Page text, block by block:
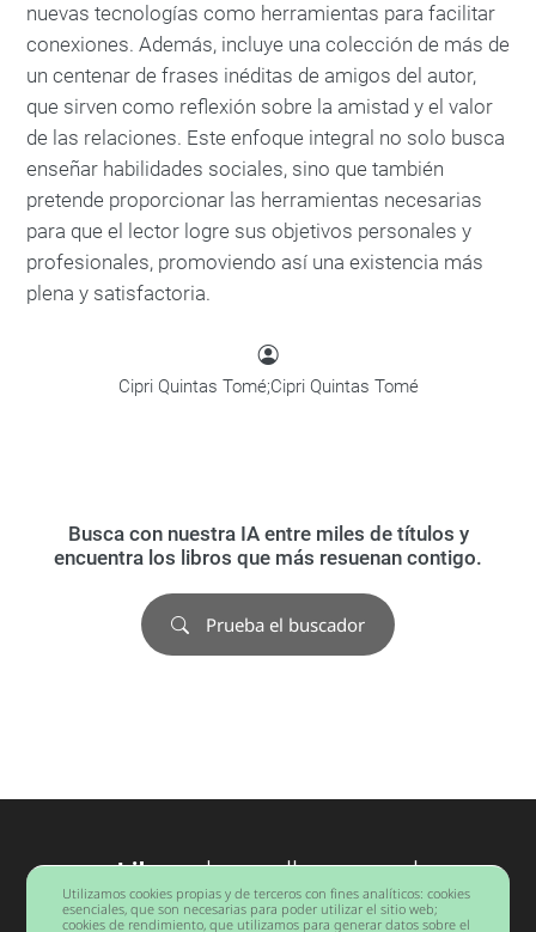
nuevas tecnologías como herramientas para facilitar
conexiones. Además, incluye una colección de más de
un centenar de frases inéditas de amigos del autor,
que sirven como reflexión sobre la amistad y el valor
de las relaciones. Este enfoque integral no solo busca
enseñar habilidades sociales, sino que también
pretende proporcionar las herramientas necesarias
para que el lector logre sus objetivos personales y
profesionales, promoviendo así una existencia más
plena y satisfactoria.
Cipri Quintas Tomé;Cipri Quintas Tomé
Busca con nuestra IA entre miles de títulos y
encuentra los libros que más resuenan contigo.
Prueba el buscador
Librosdesarrollo personal
Barcelona
Utilizamos cookies propias y de terceros con fines analíticos: cookies
esenciales, que son necesarias para poder utilizar el sitio web;
cookies de rendimiento, que utilizamos para generar datos sobre el